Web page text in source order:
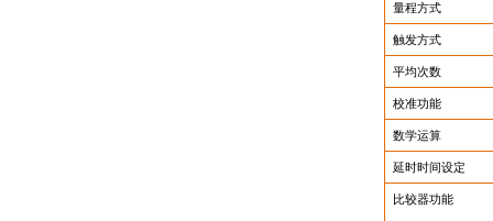
量程方式
触发方式
平均次数
校准功能
数学运算
延时时间设定
比较器功能